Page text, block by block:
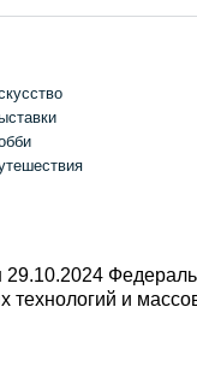
технологий и